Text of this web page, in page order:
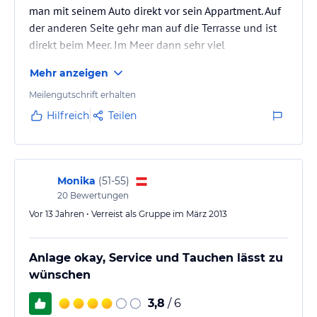
man mit seinem Auto direkt vor sein Appartment. Auf
der anderen Seite gehr man auf die Terrasse und ist
direkt beim Meer. Im Meer dann sehr viel
Mehr anzeigen
Meilengutschrift erhalten
Hilfreich Teilen
Monika (51-55)
20 Bewertungen
Vor 13 Jahren • Verreist als Gruppe im März 2013
Anlage okay, Service und Tauchen lässt zu
wünschen
3,8 / 6